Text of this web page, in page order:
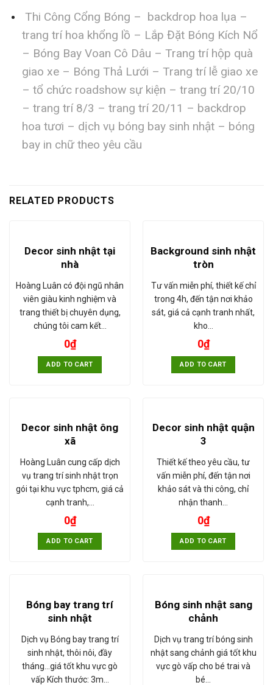
Thi Công Cổng Bóng – backdrop hoa lụa –
trang trí hoa khổng lồ – Lắp Đặt Bóng Kích Nổ
– Bóng Bay Voan Cô Dâu – Trang trí hộp quà
giao xe – Bóng Thả Lưới – Trang trí lễ giao xe
– tổ chức roadshow sự kiện – trang trí 20/10
– trang trí 8/3 – trang trí 20/11 – backdrop
hoa tươi – dịch vụ bóng bay sinh nhật – bóng
bay in chữ theo yêu cầu
RELATED PRODUCTS
Decor sinh nhật tại
nhà
Hoàng Luân có đội ngũ nhân
viên giàu kinh nghiệm và
trang thiết bị chuyên dụng,
chúng tôi cam kết…
0₫
ADD TO CART
Background sinh nhật
tròn
Tư vấn miễn phí, thiết kế chỉ
trong 4h, đến tận nơi khảo
sát, giá cả cạnh tranh nhất,
kho…
0₫
ADD TO CART
Decor sinh nhật ông
xã
Hoàng Luân cung cấp dịch
vụ trang trí sinh nhật trọn
gói tại khu vực tphcm, giá cả
cạnh tranh,…
0₫
ADD TO CART
Decor sinh nhật quận
3
Thiết kế theo yêu cầu, tư
vấn miễn phí, đến tận nơi
khảo sát và thi công, chỉ
nhận thanh…
0₫
ADD TO CART
Bóng bay trang trí
sinh nhật
Dịch vụ Bóng bay trang trí
sinh nhật, thôi nôi, đầy
tháng...giá tốt khu vực gò
vấp Kích thước: 3m…
Bóng sinh nhật sang
chảnh
Dịch vụ trang trí bóng sinh
nhật sang chảnh giá tốt khu
vực gò vấp cho bé trai và
bé…